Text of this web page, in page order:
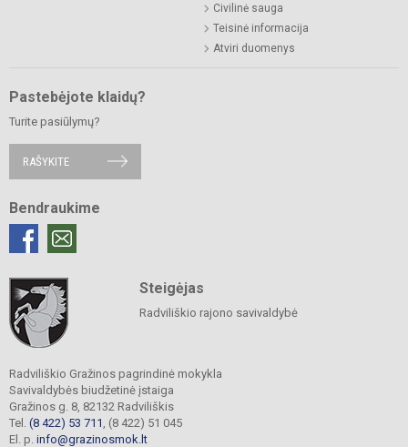
Civilinė sauga
Teisinė informacija
Atviri duomenys
Pastebėjote klaidų?
Turite pasiūlymų?
RAŠYKITE
Bendraukime
Steigėjas
Radviliškio rajono savivaldybė
Radviliškio Gražinos pagrindinė mokykla
Savivaldybės biudžetinė įstaiga
Gražinos g. 8, 82132 Radviliškis
Tel. (8 422) 53 711 , (8 422) 51 045
El. p. info@grazinosmok.lt